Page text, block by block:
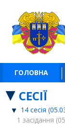
ГОЛОВНА
СЕСІЇ
14 сесія
1 засідання